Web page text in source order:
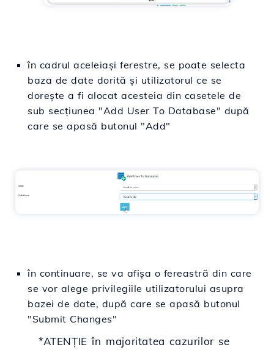
în cadrul aceleiași ferestre, se poate selecta
baza de date dorită și utilizatorul ce se
dorește a fi alocat acesteia din casetele de
sub secțiunea "Add User To Database" după
care se apasă butonul "Add"
în continuare, se va afișa o fereastră din care
se vor alege privilegiile utilizatorului asupra
bazei de date, după care se apasă butonul
"Submit Changes"
*ATENȚIE în majoritatea cazurilor se